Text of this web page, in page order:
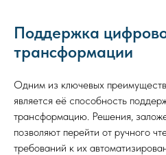
Поддержка
трансформации
Одним из ключевых
является её способность
трансформацию. Решения,
позволяют перейти от ручного
требований к их